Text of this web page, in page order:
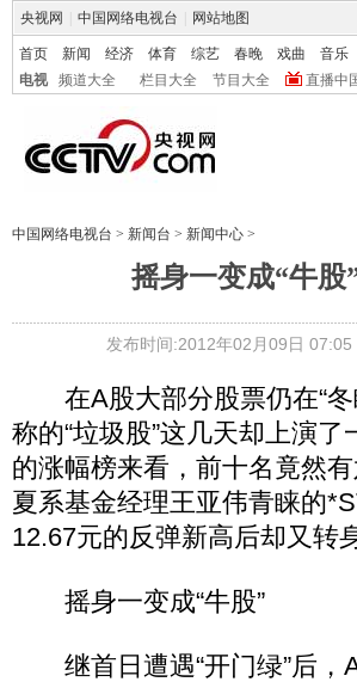
央视网 中国网络电视台 网站地图
首页 新闻 经济 体育 综艺 春晚 戏曲 音乐
电视
频道大全 栏目大全 节目大全 直播中
中国网络电视台 > 新闻台 > 新闻中心 >
摇身一变成“牛股
发布时间:2012年02月09日 07:05
在A股大部分股票仍在“冬
称的“垃圾股”这几天却上演
的涨幅榜来看，前十名竟然
夏系基金经理王亚伟青睐的
12.67元的反弹新高后却又转
摇身一变成“牛股”
继首日遭遇“开门绿”后，